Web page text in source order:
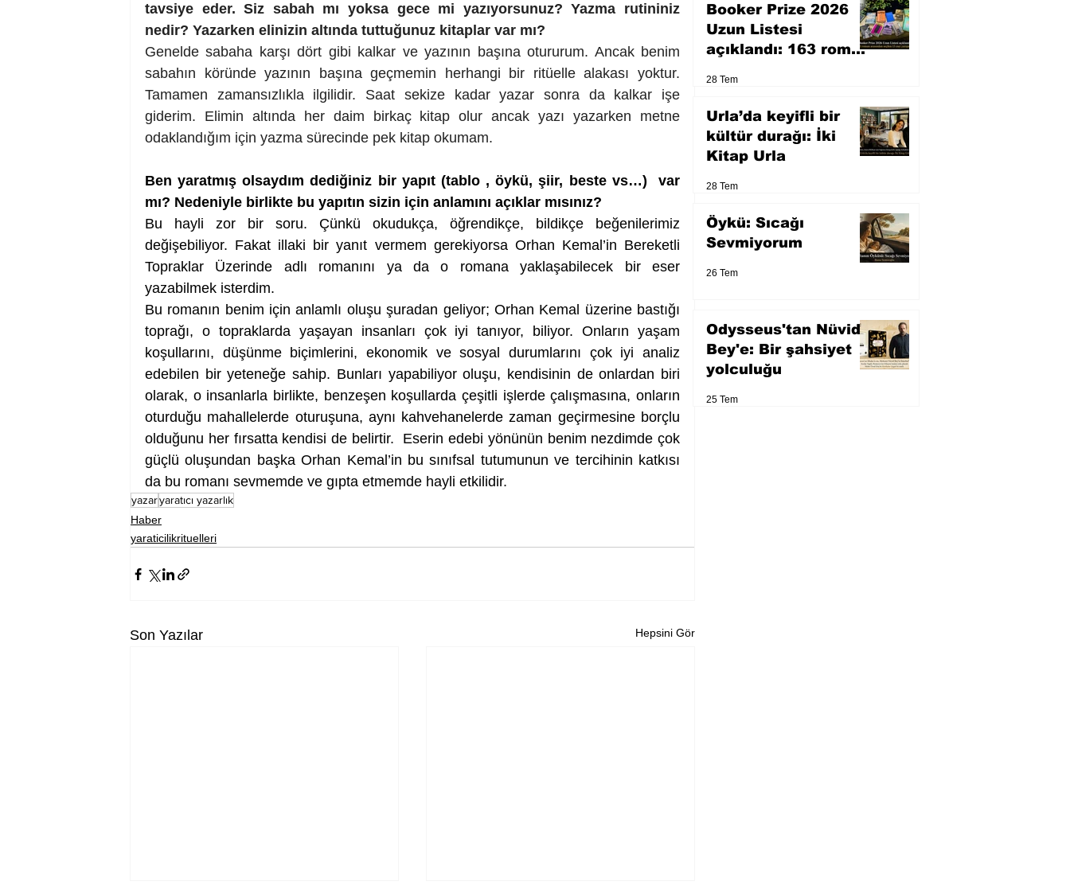
tavsiye eder. Siz sabah mı yoksa gece mi yazıyorsunuz? Yazma rutininiz
nedir? Yazarken elinizin altında tuttuğunuz kitaplar var mı?
Genelde sabaha karşı dört gibi kalkar ve yazının başına otururum. Ancak benim
sabahın köründe yazının başına geçmemin herhangi bir ritüelle alakası yoktur.
Tamamen zamansızlıkla ilgilidir. Saat sekize kadar yazar sonra da kalkar işe
giderim. Elimin altında her daim birkaç kitap olur ancak yazı yazarken metne
odaklandığım için yazma sürecinde pek kitap okumam.
Ben yaratmış olsaydım dediğiniz bir yapıt (tablo , öykü, şiir, beste vs…)  var
mı? Nedeniyle birlikte bu yapıtın sizin için anlamını açıklar mısınız?
Bu hayli zor bir soru. Çünkü okudukça, öğrendikçe, bildikçe beğenilerimiz
değişebiliyor. Fakat illaki bir yanıt vermem gerekiyorsa Orhan Kemal’in Bereketli
Topraklar Üzerinde adlı romanını ya da o romana yaklaşabilecek bir eser
yazabilmek isterdim.
Bu romanın benim için anlamlı oluşu şuradan geliyor; Orhan Kemal üzerine bastığı
toprağı, o topraklarda yaşayan insanları çok iyi tanıyor, biliyor. Onların yaşam
koşullarını, düşünme biçimlerini, ekonomik ve sosyal durumlarını çok iyi analiz
edebilen bir yeteneğe sahip. Bunları yapabiliyor oluşu, kendisinin de onlardan biri
olarak, o insanlarla birlikte, benzeşen koşullarda çeşitli işlerde çalışmasına, onların
oturduğu mahallelerde oturuşuna, aynı kahvehanelerde zaman geçirmesine borçlu
olduğunu her fırsatta kendisi de belirtir.  Eserin edebi yönünün benim nezdimde çok
güçlü oluşundan başka Orhan Kemal’in bu sınıfsal tutumunun ve tercihinin katkısı
da bu romanı sevmemde ve gıpta etmemde hayli etkilidir.
yazaryaratıcı yazarlık
Haber
yaraticilikrituelleri
Son Yazılar Hepsini Gör
Booker Prize 2026
Uzun Listesi
açıklandı: 163 roman
28 Tem
Urla’da keyifli bir
kültür durağı: İki
Kitap Urla
28 Tem
Öykü: Sıcağı
Sevmiyorum
26 Tem
Odysseus'tan Nüvid
Bey'e: Bir şahsiyet
yolculuğu
25 Tem